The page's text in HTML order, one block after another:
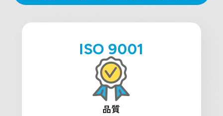
ISO 9001
品質